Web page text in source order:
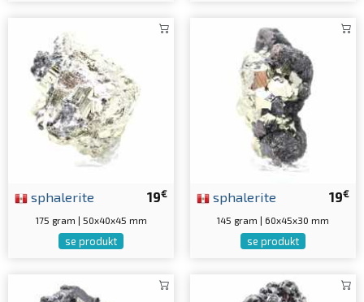
19€
sphalerite
175 gram | 50x40x45 mm
se produkt
19€
sphalerite
145 gram | 60x45x30 mm
se produkt